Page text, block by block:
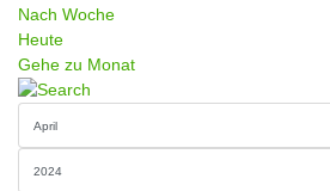
Nach Woche
Heute
Gehe zu Monat